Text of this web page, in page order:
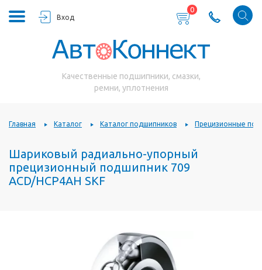
Вход
0
Качественные подшипники, смазки,
ремни, уплотнения
Главная Каталог Каталог подшипников Прецизионные
Шариковый радиально-упорный
прецизионный подшипник 709
ACD/HCP4AH SKF